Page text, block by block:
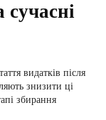
сучасні
видатків після
знизити ці
збирання